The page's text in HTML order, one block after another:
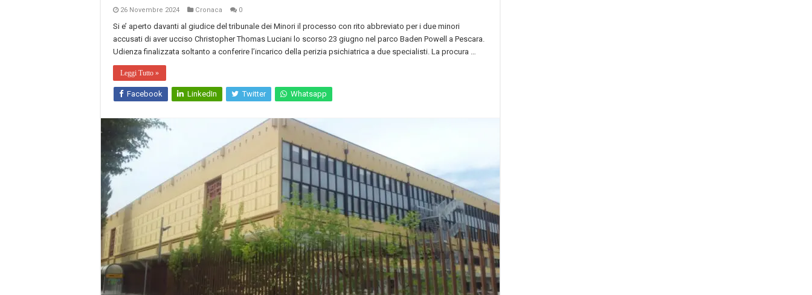
26 Novembre 2024 Cronaca 0
Si e’ aperto davanti al giudice del tribunale dei Minori il processo con rito abbreviato per i due minori
accusati di aver ucciso Christopher Thomas Luciani lo scorso 23 giugno nel parco Baden Powell a Pescara.
Udienza finalizzata soltanto a conferire l’incarico della perizia psichiatrica a due specialisti. La procura …
Leggi Tutto »
Facebook LinkedIn Twitter Whatsapp